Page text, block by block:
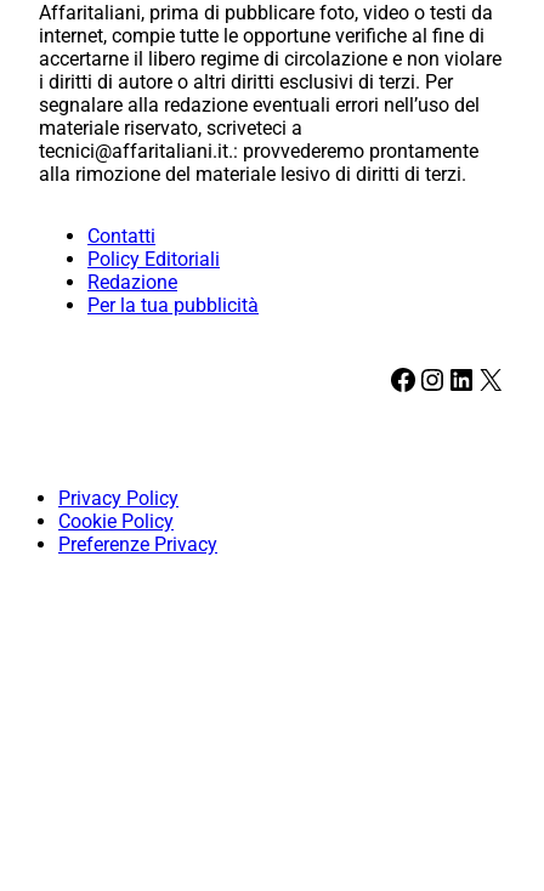
Affaritaliani, prima di pubblicare foto, video o testi da
internet, compie tutte le opportune verifiche al fine di
accertarne il libero regime di circolazione e non violare
i diritti di autore o altri diritti esclusivi di terzi. Per
segnalare alla redazione eventuali errori nell’uso del
materiale riservato, scriveteci a
tecnici@affaritaliani.it.: provvederemo prontamente
alla rimozione del materiale lesivo di diritti di terzi.
Contatti
Policy Editoriali
Redazione
Per la tua pubblicità
Facebook Instagram LinkedIn X
Privacy Policy
Cookie Policy
Preferenze Privacy